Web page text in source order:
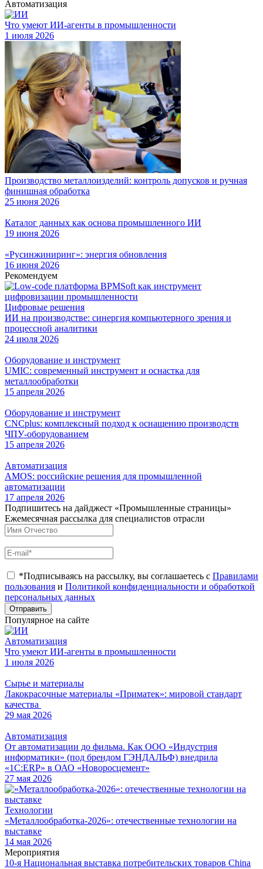
Автоматизация
Что умеют ИИ-агенты в промышленности
1 июля 2026
Производство металлоизделий: контроль допусков и ручная
финишная обработка
25 июня 2026
Каталог данных как основа промышленного ИИ
19 июня 2026
«Русинжиниринг»: энергия обновления
16 июня 2026
Рекомендуем
Цифровые решения
ИИ на производстве: синергия компьютерного зрения и
процессной аналитики
24 июля 2026
Оборудование и инструмент
UMIC: современный инструмент и оснастка для
металлообработки
15 апреля 2026
Оборудование и инструмент
CNCplus: комплексный подход к оснащению производств
ЧПУ-оборудованием
15 апреля 2026
Автоматизация
AMOS: российские решения для промышленной
автоматизации
17 апреля 2026
Подпишитесь на дайджест «Промышленные страницы»
Ежемесячная рассылка для специалистов отрасли
*Подписываясь на рассылку, вы соглашаетесь с Правилами
пользования и Политикой конфиденциальности и обработкой
персональных данных
Отправить
Популярное на сайте
Автоматизация
Что умеют ИИ-агенты в промышленности
1 июля 2026
Сырье и материалы
Лакокрасочные материалы «Приматек»: мировой стандарт
качества
29 мая 2026
Автоматизация
От автоматизации до фильма. Как ООО «Индустрия
информатики» (под брендом ГЭНДАЛЬФ) внедрила
«1С:ERP» в ОАО «Новоросцемент»
27 мая 2026
Технологии
«Металлообработка-2026»: отечественные технологии на
выставке
14 мая 2026
Мероприятия
10-я Национальная выставка потребительских товаров China